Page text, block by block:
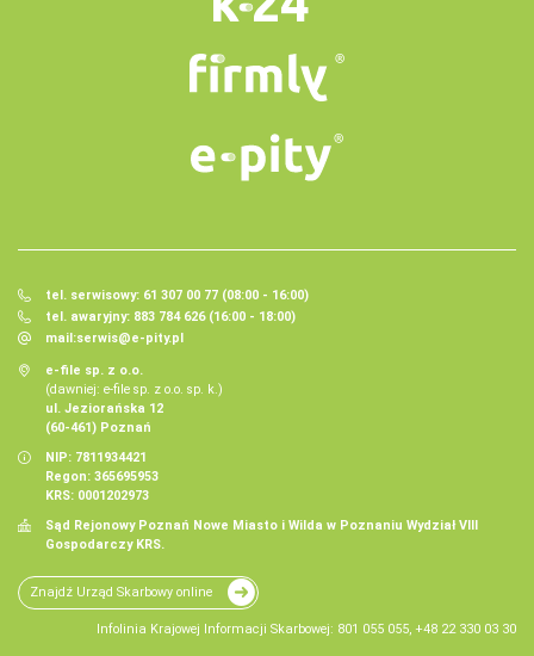
tel. serwisowy: 61 307 00 77 (08:00 - 16:00)
tel. awaryjny: 883 784 626 (16:00 - 18:00)
mail:serwis@e-pity.pl
e-file sp. z o.o.
(dawniej: e-file sp. z o.o. sp. k.)
ul. Jeziorańska 12
(60-461) Poznań
NIP: 7811934421
Regon: 365695953
KRS: 0001202973
Sąd Rejonowy Poznań Nowe Miasto i Wilda w Poznaniu Wydział VIII
Gospodarczy KRS.
Znajdź Urząd Skarbowy online
Infolinia Krajowej Informacji Skarbowej: 801 055 055, +48 22 330 03 30